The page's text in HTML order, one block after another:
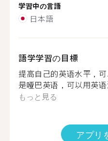
学習中の言語
日本語
語学学習の目標
提高自己的英语水平，
是哑巴英语，可以用英
もっと見る
アプリ